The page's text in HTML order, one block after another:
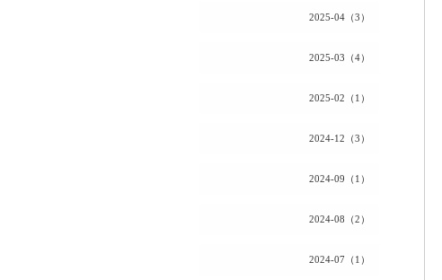
2025-04（3）
2025-03（4）
2025-02（1）
2024-12（3）
2024-09（1）
2024-08（2）
2024-07（1）